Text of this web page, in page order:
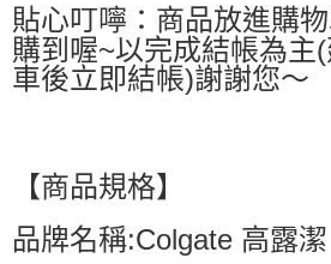
貼心叮嚀：商品放進購
購到喔~以完成結帳為主
車後立即結帳)謝謝您～
【商品規格】
品牌名稱:Colgate 高露潔